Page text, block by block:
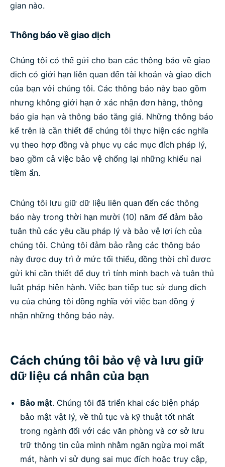
gian nào.
Thông báo về giao dịch
Chúng tôi có thể gửi cho bạn các thông báo về giao
dịch có giới hạn liên quan đến tài khoản và giao dịch
của bạn với chúng tôi. Các thông báo này bao gồm
nhưng không giới hạn ở xác nhận đơn hàng, thông
báo gia hạn và thông báo tăng giá. Những thông báo
kể trên là cần thiết để chúng tôi thực hiện các nghĩa
vụ theo hợp đồng và phục vụ các mục đích pháp lý,
bao gồm cả việc bảo vệ chống lại những khiếu nại
tiềm ẩn.
Chúng tôi lưu giữ dữ liệu liên quan đến các thông
báo này trong thời hạn mười (10) năm để đảm bảo
tuân thủ các yêu cầu pháp lý và bảo vệ lợi ích của
chúng tôi. Chúng tôi đảm bảo rằng các thông báo
này được duy trì ở mức tối thiểu, đồng thời chỉ được
gửi khi cần thiết để duy trì tính minh bạch và tuân thủ
luật pháp hiện hành. Việc bạn tiếp tục sử dụng dịch
vụ của chúng tôi đồng nghĩa với việc bạn đồng ý
nhận những thông báo này.
Cách chúng tôi bảo vệ và lưu giữ
dữ liệu cá nhân của bạn
Bảo mật. Chúng tôi đã triển khai các biện pháp
bảo mật vật lý, về thủ tục và kỹ thuật tốt nhất
trong ngành đối với các văn phòng và cơ sở lưu
trữ thông tin của mình nhằm ngăn ngừa mọi mất
mát, hành vi sử dụng sai mục đích hoặc truy cập,